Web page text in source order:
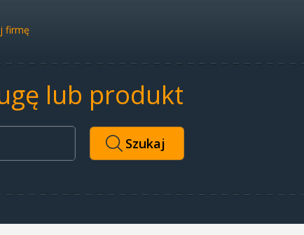
firmę
lub produkt